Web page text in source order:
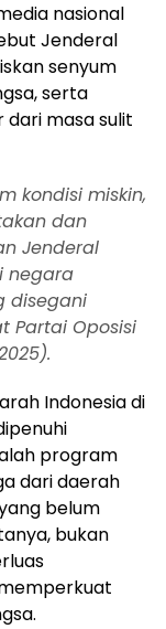
nasional
Jenderal
senyum
serta
dari masa sulit
kondisi miskin,
dan
Jenderal
negara
disegani
Partai Oposisi
Indonesia di
program
dari daerah
belum
bukan